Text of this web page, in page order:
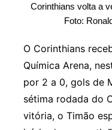
Corinthians volta a
Foto:
O Corinthians
Química Arena,
por 2 a 0, gols de
sétima rodada do
vitória, o Timão